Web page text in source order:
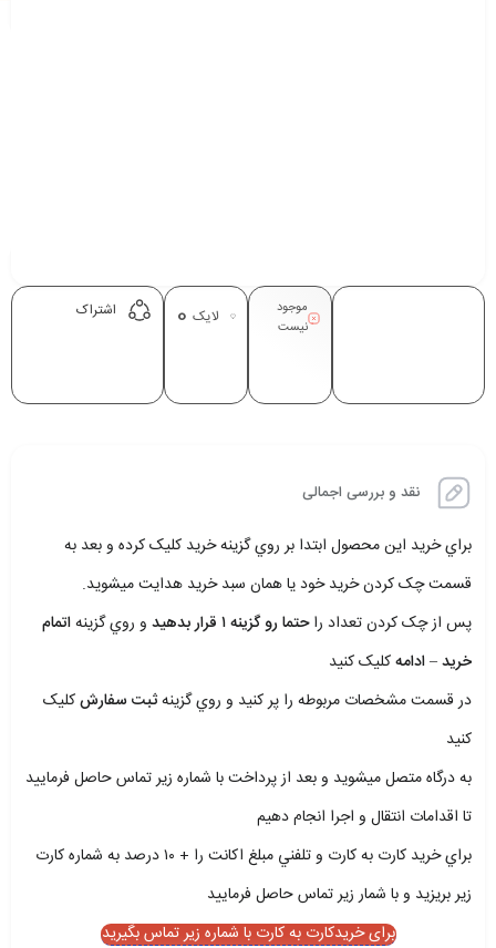
موجود
نیست
لایک 0 اشتراک
نقد و بررسی اجمالی
براي خريد اين محصول ابتدا بر روي گزينه خريد کليک کرده و بعد به
قسمت چک کردن خريد خود يا همان سبد خريد هدايت ميشويد.
پس از چک کردن تعداد راحتما رو گزينه ۱ قرار بدهيد و روي گزينهاتمام
خريد – ادامهکليک کنيد
در قسمت مشخصات مربوطه را پر کنيد و روي گزينهثبت سفارشکليک
کنيد
به درگاه متصل ميشويد و بعد از پرداخت با شماره زير تماس حاصل فرماييد
تا اقدامات انتقال و اجرا انجام دهيم
براي خريد کارت به کارت و تلفني مبلغ اکانت را + ۱۰ درصد به شماره کارت
زير بريزيد و با شمار زير تماس حاصل فرماييد
برای خریدکارت به کارت با شماره زیر تماس بگیرید